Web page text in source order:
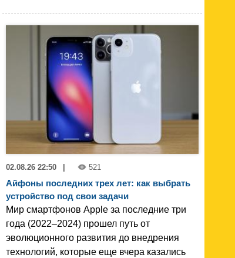
02.08.26 22:50 521
Айфоны последних трех лет: как выбрать
устройство под свои задачи
Мир смартфонов Apple за последние три
года (2022–2024) прошел путь от
эволюционного развития до внедрения
технологий, которые еще вчера казались